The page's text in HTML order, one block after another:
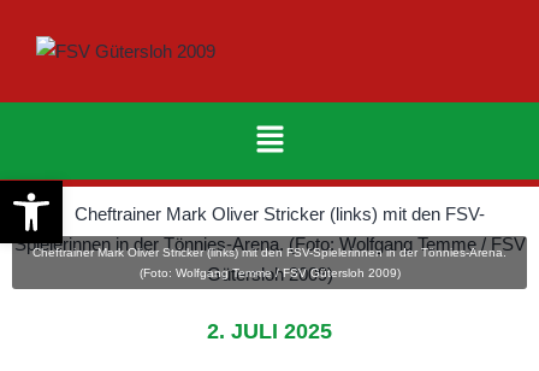
Cheftrainer Mark Oliver Stricker (links) mit den FSV-Spielerinnen in der Tönnies-Arena.
(Foto: Wolfgang Temme / FSV Gütersloh 2009)
2. JULI 2025
Werkzeugleiste öffnen